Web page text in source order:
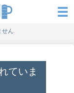
せん
ていま